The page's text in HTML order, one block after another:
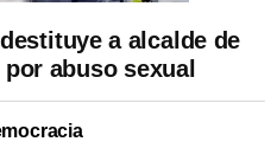
a alcalde de
abuso sexual